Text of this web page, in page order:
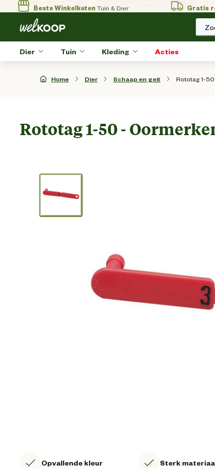
Beste WinkelketenTuin & Dier Gratis
Dier Tuin Kleding Acties
Home Dier Schaap en geit Rototag 1-
Rototag 1-50 -
Opvallende kleur Sterk